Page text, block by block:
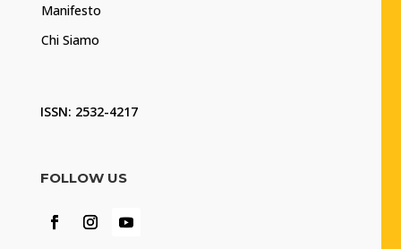
Manifesto
Chi Siamo
ISSN: 2532-4217
FOLLOW US